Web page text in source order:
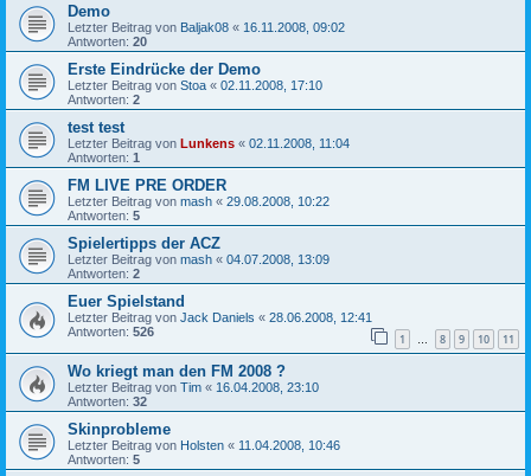
Demo
Letzter Beitrag von Baljak08 « 16.11.2008, 09:02
Antworten: 20
Erste Eindrücke der Demo
Letzter Beitrag von Stoa « 02.11.2008, 17:10
Antworten: 2
test test
Letzter Beitrag von Lunkens « 02.11.2008, 11:04
Antworten: 1
FM LIVE PRE ORDER
Letzter Beitrag von mash « 29.08.2008, 10:22
Antworten: 5
Spielertipps der ACZ
Letzter Beitrag von mash « 04.07.2008, 13:09
Antworten: 2
Euer Spielstand
Letzter Beitrag von Jack Daniels « 28.06.2008, 12:41
Antworten: 526 1 … 8 9 10 11
Wo kriegt man den FM 2008 ?
Letzter Beitrag von Tim « 16.04.2008, 23:10
Antworten: 32
Skinprobleme
Letzter Beitrag von Holsten « 11.04.2008, 10:46
Antworten: 5